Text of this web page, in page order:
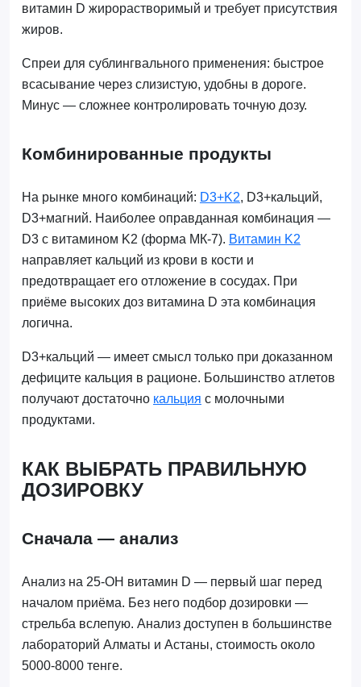
витамин D жирорастворимый и требует присутствия
жиров.
Спреи для сублингвального применения: быстрое
всасывание через слизистую, удобны в дороге.
Минус — сложнее контролировать точную дозу.
Комбинированные продукты
На рынке много комбинаций: D3+K2, D3+кальций,
D3+магний. Наиболее оправданная комбинация —
D3 с витамином K2 (форма МК-7). Витамин K2
направляет кальций из крови в кости и
предотвращает его отложение в сосудах. При
приёме высоких доз витамина D эта комбинация
логична.
D3+кальций — имеет смысл только при доказанном
дефиците кальция в рационе. Большинство атлетов
получают достаточно кальция с молочными
продуктами.
КАК ВЫБРАТЬ ПРАВИЛЬНУЮ
ДОЗИРОВКУ
Сначала — анализ
Анализ на 25-OH витамин D — первый шаг перед
началом приёма. Без него подбор дозировки —
стрельба вслепую. Анализ доступен в большинстве
лабораторий Алматы и Астаны, стоимость около
5000-8000 тенге.